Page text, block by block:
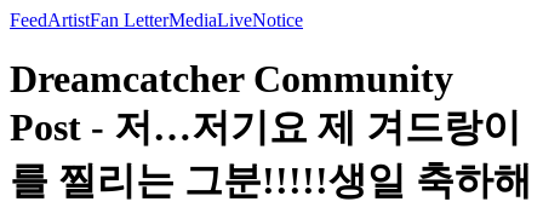
FeedArtistFan LetterMediaLiveNotice
Dreamcatcher Community
Post - 저…저기요 제 겨드랑이
를 찔리는 그분!!!!!생일 축하해